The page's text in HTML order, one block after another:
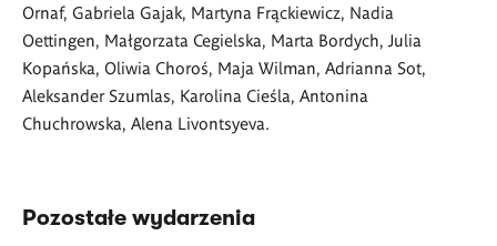
Ornaf, Gabriela Gajak, Martyna Frąckiewicz, Nadia
Oettingen, Małgorzata Cegielska, Marta Bordych, Julia
Kopańska, Oliwia Choroś, Maja Wilman, Adrianna Sot,
Aleksander Szumlas, Karolina Cieśla, Antonina
Chuchrowska, Alena Livontsyeva.
Pozostałe wydarzenia